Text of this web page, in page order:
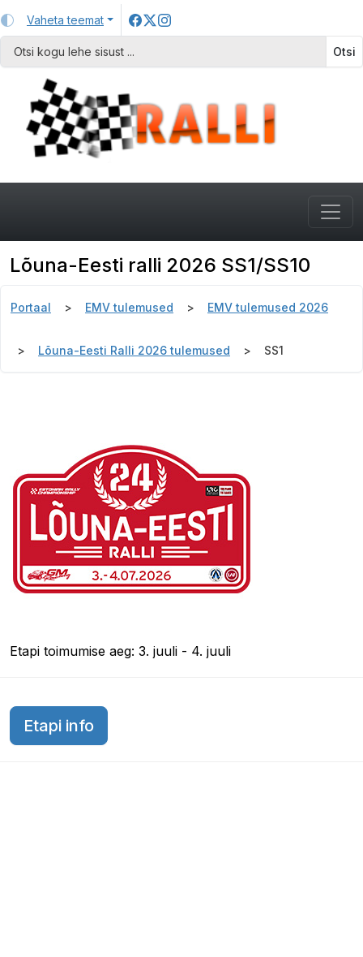
Vaheta teemat
Otsi
Lõuna-Eesti ralli 2026 SS1/SS10
Portaal EMV tulemused EMV tulemused 2026
Lõuna-Eesti Ralli 2026 tulemused SS1
Etapi toimumise aeg: 3. juuli - 4. juuli
Etapi info